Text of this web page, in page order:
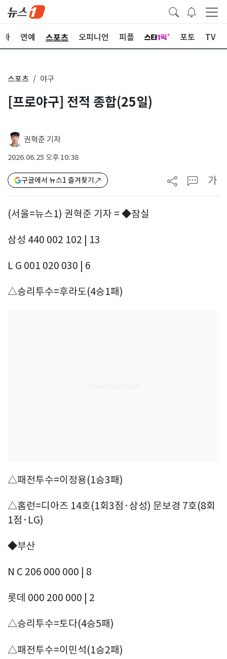
화 연예 스포츠 오피니언 피플 포토 TV
스포츠 야구
[프로야구] 전적 종합(25일)
권혁준 기자
2026.06.25 오후 10:38
구글에서 뉴스1 즐겨찾기 가
(서울=뉴스1) 권혁준 기자 = ◆잠실
삼성 440 002 102 | 13
L G 001 020 030 | 6
△승리투수=후라도(4승1패)
△패전투수=이정용(1승3패)
△홈런=디아즈 14호(1회3점·삼성) 문보경 7호(8회
1점·LG)
◆부산
N C 206 000 000 | 8
롯데 000 200 000 | 2
△승리투수=토다(4승5패)
△패전투수=이민석(1승2패)